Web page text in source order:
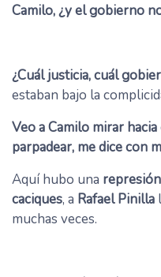
Camilo, ¿y el gobierno
¿Cuál justicia, cuál
estaban bajo la
Veo a Camilo mirar
parpadear, me dice con
Aquí hubo una represión
caciques, a Rafael Pinilla
muchas veces.